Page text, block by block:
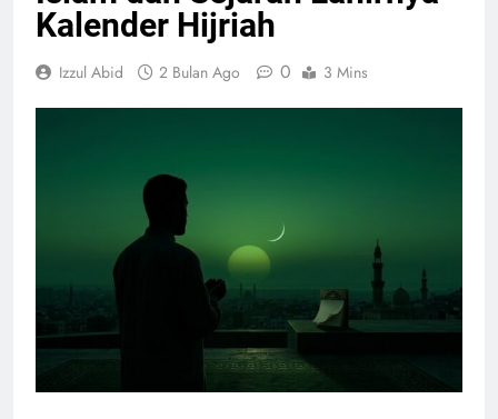
Kalender Hijriah
Izzul Abid 2 Bulan Ago 0 3 Mins